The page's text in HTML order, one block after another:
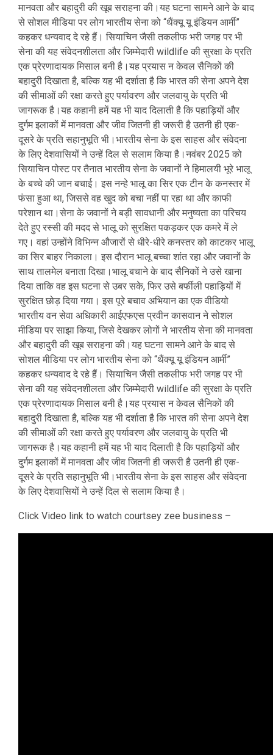
मानवता और बहादुरी की खूब सराहना की।यह घटना सामने आने के बाद
से सोशल मीडिया पर लोग भारतीय सेना को “थैंक्यू यू इंडियन आर्मी”
कहकर धन्यवाद दे रहे हैं। सियाचिन जैसी तकलीफ भरी जगह पर भी
सेना की यह संवेदनशीलता और जिम्मेदारी wildlife की सुरक्षा के प्रति
एक प्रेरणादायक मिसाल बनी है।यह प्रयास न केवल सैनिकों की
बहादुरी दिखाता है, बल्कि यह भी दर्शाता है कि भारत की सेना अपने देश
की सीमाओं की रक्षा करते हुए पर्यावरण और जलवायु के प्रति भी
जागरूक है।यह कहानी हमें यह भी याद दिलाती है कि पहाड़ियों और
दुर्गम इलाकों में मानवता और जीव जितनी ही जरूरी है उतनी ही एक-
दूसरे के प्रति सहानुभूति भी।भारतीय सेना के इस साहस और संवेदना
के लिए देशवासियों ने उन्हें दिल से सलाम किया है।नवंबर 2025 को
सियाचिन पोस्ट पर तैनात भारतीय सेना के जवानों ने हिमालयी भूरे भालू
के बच्चे की जान बचाई। इस नन्हे भालू का सिर एक टीन के कनस्तर में
फंसा हुआ था, जिससे वह खुद को बचा नहीं पा रहा था और काफी
परेशान था।सेना के जवानों ने बड़ी सावधानी और मनुष्यता का परिचय
देते हुए रस्सी की मदद से भालू को सुरक्षित पकड़कर एक कमरे में ले
गए। वहां उन्होंने विभिन्न औजारों से धीरे-धीरे कनस्तर को काटकर भालू
का सिर बाहर निकाला। इस दौरान भालू बच्चा शांत रहा और जवानों के
साथ तालमेल बनाता दिखा।भालू बचाने के बाद सैनिकों ने उसे खाना
दिया ताकि वह इस घटना से उबर सके, फिर उसे बर्फीली पहाड़ियों में
सुरक्षित छोड़ दिया गया। इस पूरे बचाव अभियान का एक वीडियो
भारतीय वन सेवा अधिकारी आईएफएस प्रवीन कासवान ने सोशल
मीडिया पर साझा किया, जिसे देखकर लोगों ने भारतीय सेना की मानवता
और बहादुरी की खूब सराहना की।यह घटना सामने आने के बाद से
सोशल मीडिया पर लोग भारतीय सेना को “थैंक्यू यू इंडियन आर्मी”
कहकर धन्यवाद दे रहे हैं। सियाचिन जैसी तकलीफ भरी जगह पर भी
सेना की यह संवेदनशीलता और जिम्मेदारी wildlife की सुरक्षा के प्रति
एक प्रेरणादायक मिसाल बनी है।यह प्रयास न केवल सैनिकों की
बहादुरी दिखाता है, बल्कि यह भी दर्शाता है कि भारत की सेना अपने देश
की सीमाओं की रक्षा करते हुए पर्यावरण और जलवायु के प्रति भी
जागरूक है।यह कहानी हमें यह भी याद दिलाती है कि पहाड़ियों और
दुर्गम इलाकों में मानवता और जीव जितनी ही जरूरी है उतनी ही एक-
दूसरे के प्रति सहानुभूति भी।भारतीय सेना के इस साहस और संवेदना
के लिए देशवासियों ने उन्हें दिल से सलाम किया है।
Click Video link to watch courtsey zee business –